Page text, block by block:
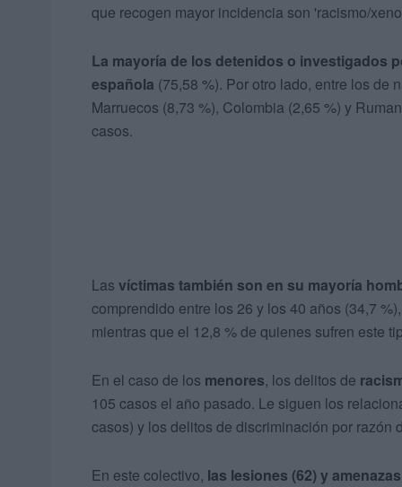
que recogen mayor incidencia son 'racismo/
La mayoría de los detenidos o investigados
española (75,58 %). Por otro lado, entre los de
Marruecos (8,73 %), Colombia (2,65 %) y
casos.
Las víctimas también son en su mayoría
comprendido entre los 26 y los 40 años (34,7
mientras que el 12,8 % de quienes sufren este
En el caso de los menores, los delitos de
105 casos el año pasado. Le siguen los
casos) y los delitos de discriminación por razón
En este colectivo, las lesiones (62) y